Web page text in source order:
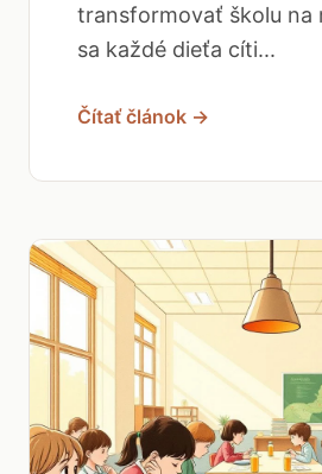
transformovať školu na
sa každé dieťa cíti...
Čítať článok →